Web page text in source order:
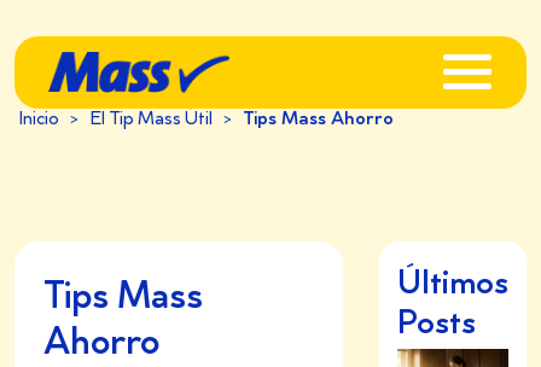
Inicio>El Tip Mass Útil>Tips Mass Ahorro
Tips Mass
Ahorro
Últimos
Posts